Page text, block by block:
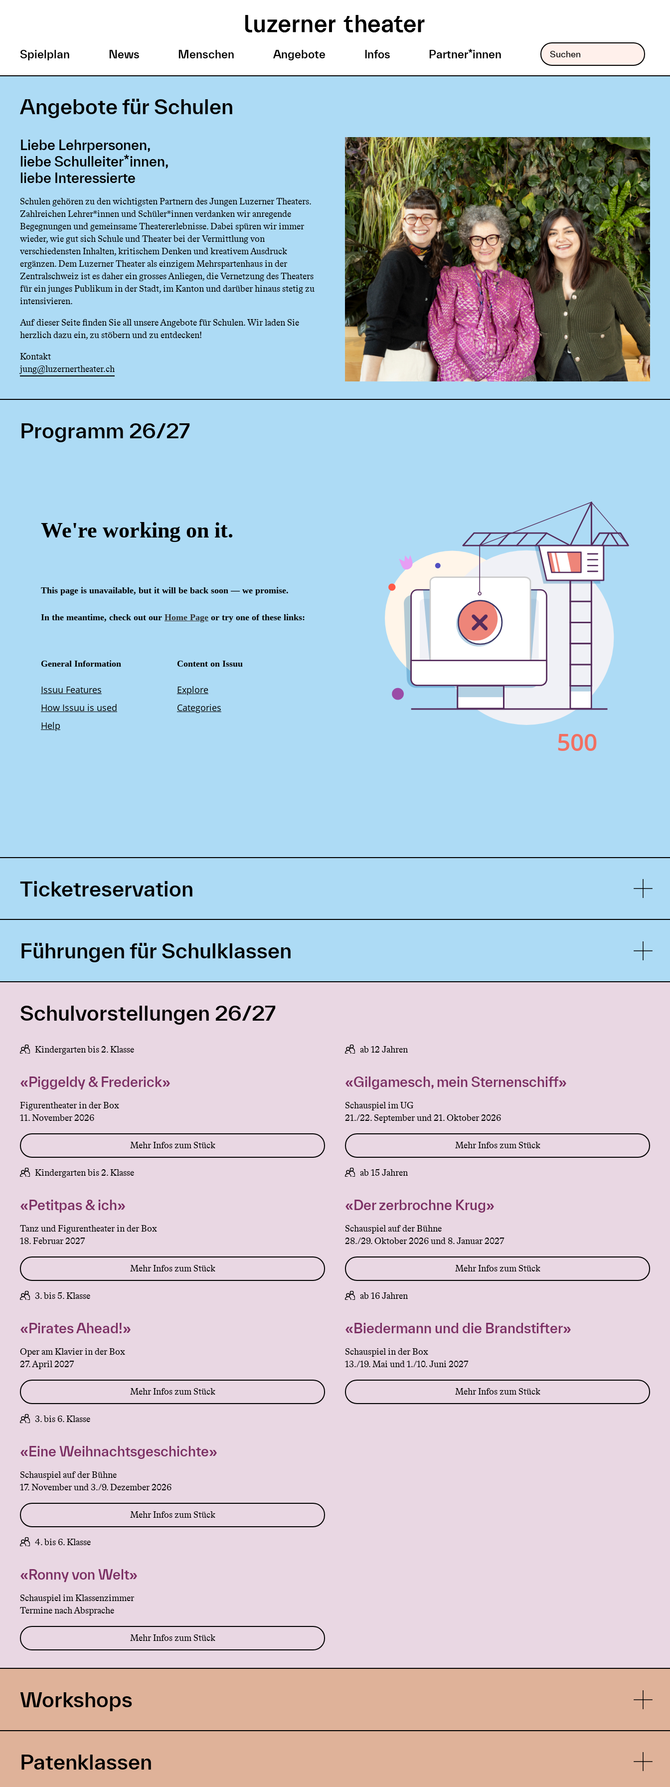
Inhalt
H
a
u
t
m
e
n
ü
Spielplan News Menschen Angebote Infos Partner*innen
Angebote für Schulen
Liebe Lehrpersonen,
liebe Schulleiter*innen,
liebe Interessierte
Schulen gehören zu den wichtigsten Partnern des Jungen Luzerner Theaters.
Zahlreichen Lehrer*innen und Schüler*innen verdanken wir anregende
Begegnungen und gemeinsame Theatererlebnisse. Dabei spüren wir immer
wieder, wie gut sich Schule und Theater bei der Vermittlung von
verschiedensten Inhalten, kritischem Denken und kreativem Ausdruck
ergänzen. Dem Luzerner Theater als einzigem Mehrspartenhaus in der
Zentralschweiz ist es daher ein grosses Anliegen, die Vernetzung des Theaters
für ein junges Publikum in der Stadt, im Kanton und darüber hinaus stetig zu
intensivieren.
Auf dieser Seite finden Sie all unsere Angebote für Schulen. Wir laden Sie
herzlich dazu ein, zu stöbern und zu entdecken!
Kontakt
jung@luzernertheater.ch
Programm 26/27
Ticketreservation
Führungen für Schulklassen
Schulvorstellungen 26/27
Kindergarten bis 2. Klasse
«Piggeldy & Frederick»
Figurentheater in der Box
11. November 2026
Mehr Infos zum Stück
Kindergarten bis 2. Klasse
«Petitpas & ich»
Tanz und Figurentheater in der Box
18. Februar 2027
Mehr Infos zum Stück
3. bis 5. Klasse
«Pirates Ahead!»
Oper am Klavier in der Box
27. April 2027
Mehr Infos zum Stück
3. bis 6. Klasse
«Eine Weihnachtsgeschichte»
Schauspiel auf der Bühne
17. November und 3./9. Dezember 2026
Mehr Infos zum Stück
4. bis 6. Klasse
«Ronny von Welt»
Schauspiel im Klassenzimmer
Termine nach Absprache
Mehr Infos zum Stück
ab 12 Jahren
«Gilgamesch, mein Sternenschiff»
Schauspiel im UG
21./22. September und 21. Oktober 2026
Mehr Infos zum Stück
ab 15 Jahren
«Der zerbrochne Krug»
Schauspiel auf der Bühne
28./29. Oktober 2026 und 8. Januar 2027
Mehr Infos zum Stück
ab 16 Jahren
«Biedermann und die Brandstifter»
Schauspiel in der Box
13./19. Mai und 1./10. Juni 2027
Mehr Infos zum Stück
Workshops
Patenklassen